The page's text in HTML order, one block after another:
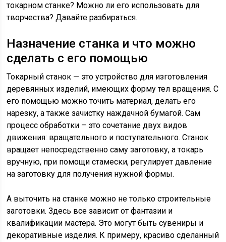
токарном станке? Можно ли его использовать для
творчества? Давайте разбираться.
Назначение станка и что можно
сделать с его помощью
Токарный станок — это устройство для изготовления
деревянных изделий, имеющих форму тел вращения. С
его помощью можно точить материал, делать его
нарезку, а также зачистку наждачной бумагой. Сам
процесс обработки – это сочетание двух видов
движения: вращательного и поступательного. Станок
вращает непосредственно саму заготовку, а токарь
вручную, при помощи стамески, регулирует давление
на заготовку для получения нужной формы.
А выточить на станке можно не только строительные
заготовки. Здесь все зависит от фантазии и
квалификации мастера. Это могут быть сувениры и
декоративные изделия. К примеру, красиво сделанный